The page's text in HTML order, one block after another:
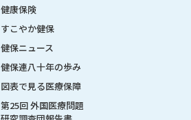
健康保険
すこやか健保
健保ニュース
健保連八十年の歩み
図表で見る医療保障
第25回 外国医療問題